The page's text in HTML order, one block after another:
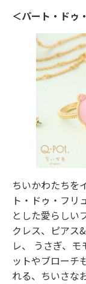
＜パート・ドゥ
ちいかわたちを
ト・ドゥ・フリ
とした愛らしい
クレス、ピアス
レ、 うさぎ、
ットやブローチ
れる、ちいさな